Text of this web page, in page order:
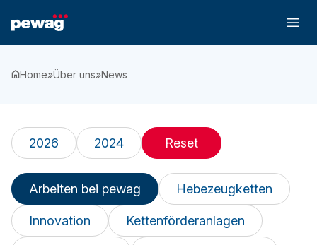
Home»Über uns»News
2026 2024 Reset
Arbeiten bei pewag Hebezeugketten
Innovation Kettenförderanlagen